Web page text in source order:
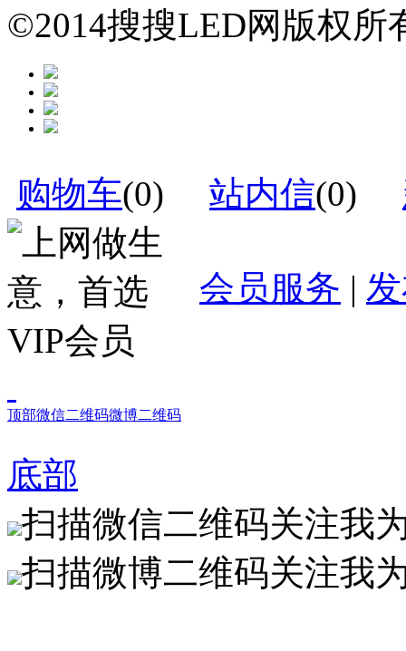
©2014搜搜LED网版权
购物车(0) 站内信(0)
会员服务 |
顶部微信二维码微博二维码
底部
扫描微信二维码关注我
扫描微博二维码关注我